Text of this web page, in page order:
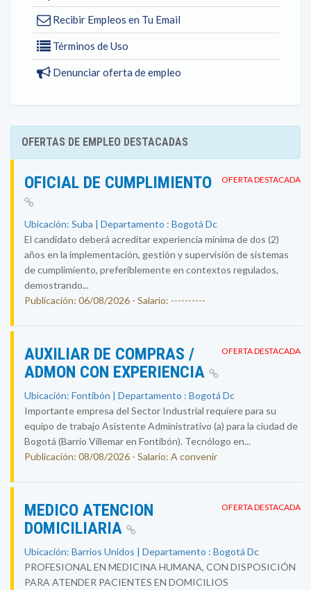
Recibir Empleos en Tu Email
Términos de Uso
Denunciar oferta de empleo
OFERTAS DE EMPLEO DESTACADAS
OFERTA DESTACADA
OFICIAL DE CUMPLIMIENTO
Ubicación: Suba | Departamento : Bogotá Dc
El candidato deberá acreditar experiencia mínima de dos (2)
años en la implementación, gestión y supervisión de sistemas
de cumplimiento, preferiblemente en contextos regulados,
demostrando...
Publicación: 06/08/2026 - Salario: ----------
OFERTA DESTACADA
AUXILIAR DE COMPRAS /
ADMON CON EXPERIENCIA
Ubicación: Fontibón | Departamento : Bogotá Dc
Importante empresa del Sector Industrial requiere para su
equipo de trabajo Asistente Administrativo (a) para la ciudad de
Bogotá (Barrio Villemar en Fontibón). Tecnólogo en...
Publicación: 08/08/2026 - Salario: A convenir
OFERTA DESTACADA
MEDICO ATENCION
DOMICILIARIA
Ubicación: Barrios Unidos | Departamento : Bogotá Dc
PROFESIONAL EN MEDICINA HUMANA, CON DISPOSICIÓN
PARA ATENDER PACIENTES EN DOMICILIOS